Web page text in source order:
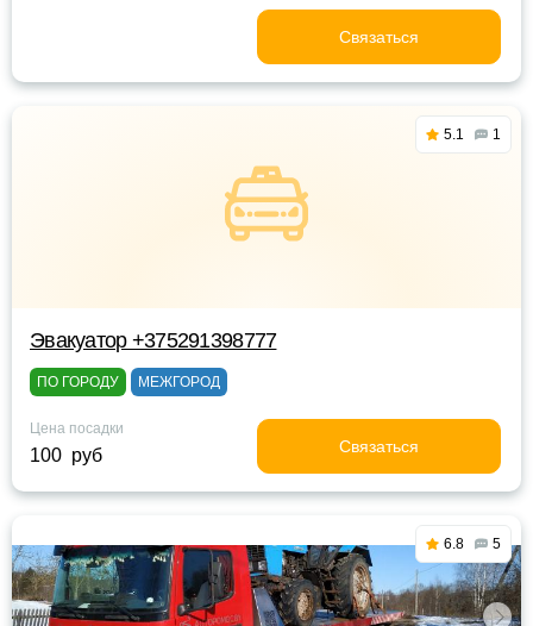
Связаться
5.1 1
Эвакуатор +375291398777
ПО ГОРОДУ МЕЖГОРОД
Цена посадки
100 руб Связаться
6.8 5